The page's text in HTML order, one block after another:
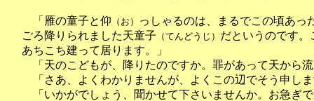
「雁の童子と仰 （お）
っしゃるのは、まるでこの頃あっ
ごろ降りられました天童子 （てんどうじ） だというのです
あちこち建って居ります。」
「天のこどもが、降りたのですか。罪があって天から
「さあ、よくわかりませんが、よくこの辺でそう申し
「いかがでしょう、聞かせて下さいませんか。お急ぎ